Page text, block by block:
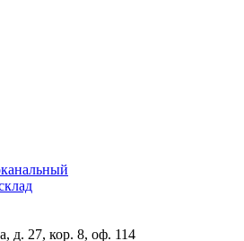
д. 27, кор. 8, оф. 114